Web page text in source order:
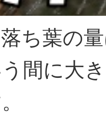
ち葉の
間に大